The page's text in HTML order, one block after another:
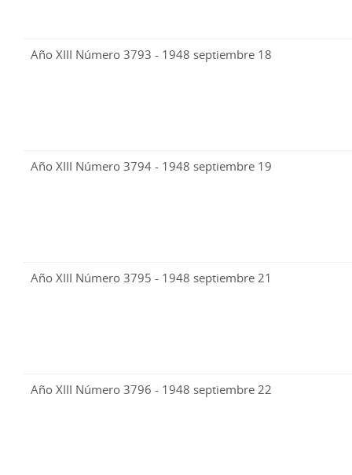
Año XIII Número 3793 - 1948 septiembre 18
Año XIII Número 3794 - 1948 septiembre 19
Año XIII Número 3795 - 1948 septiembre 21
Año XIII Número 3796 - 1948 septiembre 22